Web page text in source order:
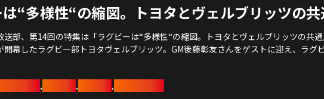
“多様性“の縮図。トヨタとヴェルブリッツの共
送部、第14回の特集は「ラグビーは“多様性“の縮図。トヨタとヴェルブリッツの共通
開幕したラグビー部トヨタヴェルブリッツ。GM後藤彰友さんをゲストに迎え、ラグ
, , ,